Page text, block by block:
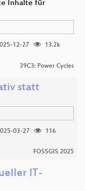
Inhalte für
12-27
13.2k
39C3: Power Cycles
statt
03-27
116
FOSSGIS 2025
IT-